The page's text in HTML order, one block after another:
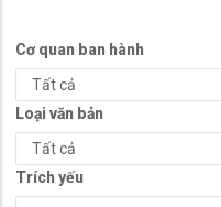
Cơ quan ban hành
Loại văn bản
Trích yếu